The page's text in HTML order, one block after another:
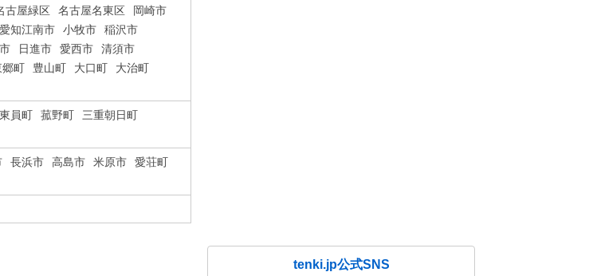
古屋緑区 名古屋名東区
岡崎市
愛知江南市 小牧市
稲沢市
日進市 愛西市
清須市
郷町 豊山町 大口町
大治町
東員町 菰野町
三重朝日町
長浜市 高島市 米原市
愛荘町
tenki.jp公式SNS